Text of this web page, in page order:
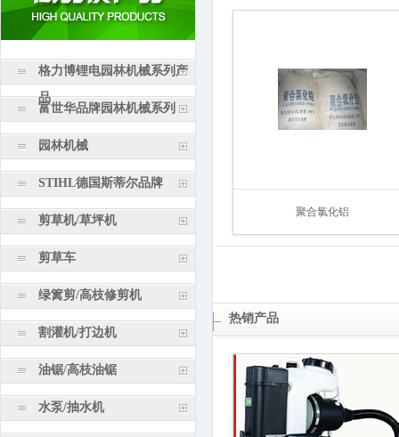
格力博锂电园林机械系列产
品
富世华品牌园林机械系列
园林机械
STIHL德国斯蒂尔品牌
剪草机/草坪机
剪草车
绿篱剪/高枝修剪机
割灌机/打边机
油锯/高枝油锯
水泵/抽水机
聚合氯化铝
热销产品